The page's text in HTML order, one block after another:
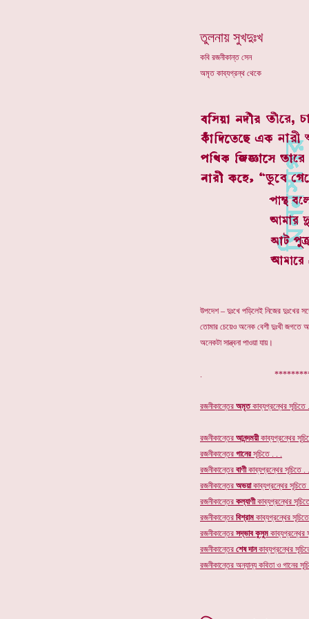
তুলনায় সুখদুঃখ
কবি রজনীকান্ত সেন
অমৃত কাব্যগ্রন্থ থেকে
উপদেশ – দুঃখে পড়িলেই নিজের দুঃখের
তোমার চেয়েও অনেক বেশী দুঃখী জগতে
অনেকটা সান্ত্বনা পাওয়া যায়।
.
রজনীকান্তের অমৃতকাব্যগ্রন্থের সূচিতে
রজনীকান্তের আনন্দময়ীকাব্যগ্রন্থের
রজনীকান্তের গানেরসূচিতে . . .
রজনীকান্তের বাণীকাব্যগ্রন্থের সূচিতে .
রজনীকান্তের অভয়াকাব্যগ্রন্থের
রজনীকান্তের কল্যাণীকাব্যগ্রন্থের
রজনীকান্তের বিশ্রাম কাব্যগ্রন্থের
রজনীকান্তের সদ্ভাব কুসুম কাব্যগ্রন্থের
রজনীকান্তের শেষ দানকাব্যগ্রন্থের
রজনীকান্তের অন্যান্য কবিতা ও গানের